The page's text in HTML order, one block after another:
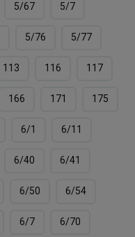
5/67 5/7
5/76 5/77
113 116 117
166 171 175
6/1 6/11
6/40 6/41
6/50 6/54
6/7 6/70